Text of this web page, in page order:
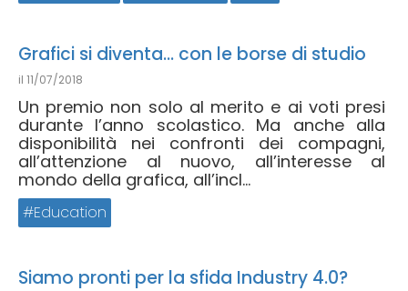
Grafici si diventa… con le borse di studio
il 11/07/2018
Un premio non solo al merito e ai voti presi
durante l’anno scolastico. Ma anche alla
disponibilità nei confronti dei compagni,
all’attenzione al nuovo, all’interesse al
mondo della grafica, all’incl...
Education
Siamo pronti per la sfida Industry 4.0?